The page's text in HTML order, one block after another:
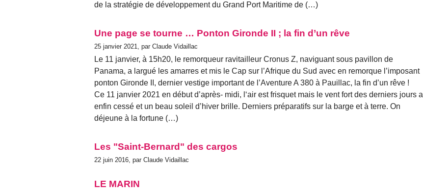
de la stratégie de développement du Grand Port Maritime de (…)
Une page se tourne … Ponton Gironde II ; la fin d’un rêve
25 janvier 2021, par Claude Vidaillac
Le 11 janvier, à 15h20, le remorqueur ravitailleur Cronus Z, naviguant sous pavillon de
Panama, a largué les amarres et mis le Cap sur l’Afrique du Sud avec en remorque l’imposant
ponton Gironde II, dernier vestige important de l’Aventure A 380 à Pauillac, la fin d’un rêve !
Ce 11 janvier 2021 en début d’après- midi, l‘air est frisquet mais le vent fort des derniers jours a
enfin cessé et un beau soleil d’hiver brille. Derniers préparatifs sur la barge et à terre. On
déjeune à la fortune (…)
Les "Saint-Bernard" des cargos
22 juin 2016, par Claude Vidaillac
LE MARIN